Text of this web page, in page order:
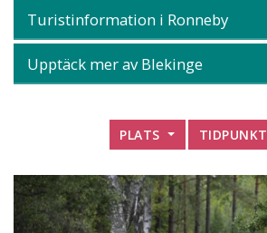
Turistinformation i Ronneby
Upptäck mer av Blekinge
PLATS TIDPUNKT